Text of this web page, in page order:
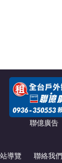
聯億廣告
導覽 聯絡我們